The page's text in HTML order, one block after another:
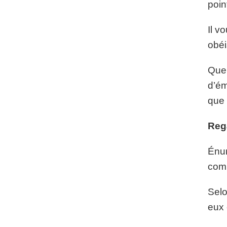
Il
que
eux